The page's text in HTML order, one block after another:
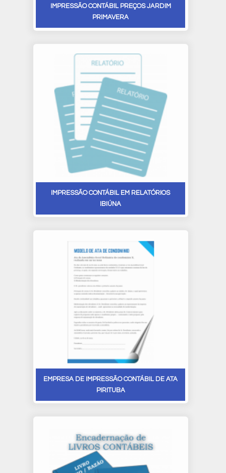
IMPRESSÃO CONTÁBIL PREÇOS JARDIM
PRIMAVERA
IMPRESSÃO CONTÁBIL EM RELATÓRIOS
IBIÚNA
EMPRESA DE IMPRESSÃO CONTÁBIL DE ATA
PIRITUBA